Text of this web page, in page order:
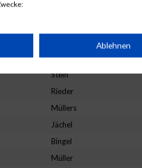
Frische
Stein
Rieder
Müllers
Jächel
Bingel
Müller
Informationen auf einem
zur Auswahl von Werbeanzeigen
Auswahl personalisierter Werbung
Ablehnen